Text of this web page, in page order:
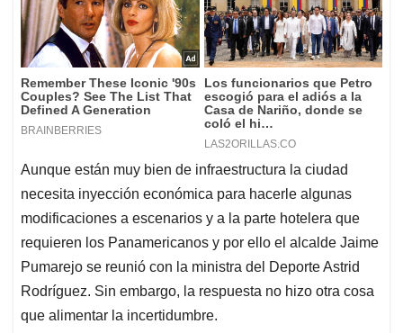
Aunque están muy bien de infraestructura la ciudad
necesita inyección económica para hacerle algunas
modificaciones a escenarios y a la parte hotelera que
requieren los Panamericanos y por ello el alcalde Jaime
Pumarejo se reunió con la ministra del Deporte Astrid
Rodríguez. Sin embargo, la respuesta no hizo otra cosa
que alimentar la incertidumbre.